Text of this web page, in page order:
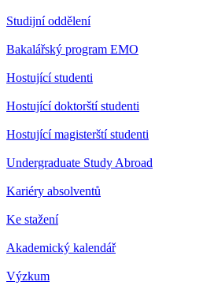
Studijní oddělení
Bakalářský program EMO
Hostující studenti
Hostující doktorští studenti
Hostující magisterští studenti
Undergraduate Study Abroad
Kariéry absolventů
Ke stažení
Akademický kalendář
Výzkum